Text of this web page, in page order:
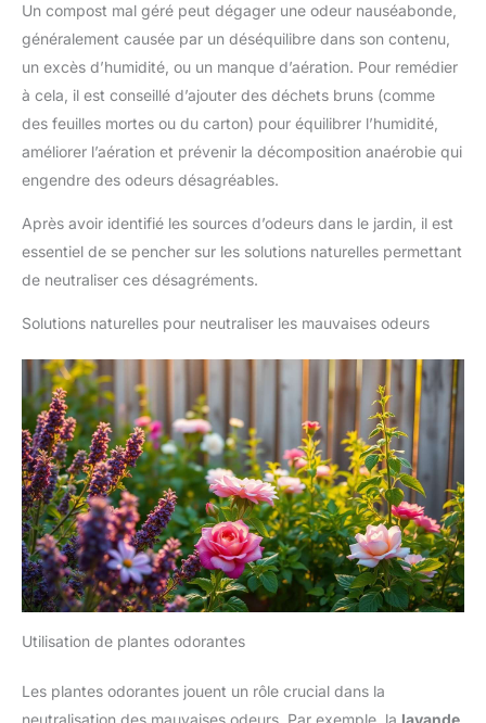
Un compost mal géré peut dégager une odeur nauséabonde,
généralement causée par un déséquilibre dans son contenu,
un excès d’humidité, ou un manque d’aération. Pour remédier
à cela, il est conseillé d’ajouter des déchets bruns (comme
des feuilles mortes ou du carton) pour équilibrer l’humidité,
améliorer l’aération et prévenir la décomposition anaérobie qui
engendre des odeurs désagréables.
Après avoir identifié les sources d’odeurs dans le jardin, il est
essentiel de se pencher sur les solutions naturelles permettant
de neutraliser ces désagréments.
Solutions naturelles pour neutraliser les mauvaises odeurs
Utilisation de plantes odorantes
Les plantes odorantes jouent un rôle crucial dans la